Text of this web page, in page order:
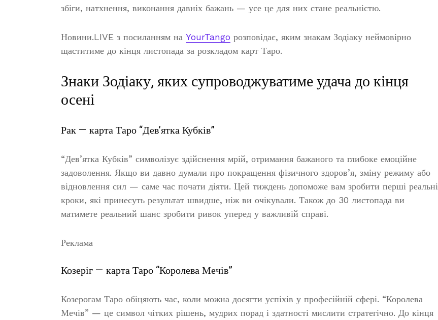
збіги, натхнення, виконання давніх бажань — усе це для них стане реальністю.
Новини.LIVE з посиланням на YourTango розповідає, яким знакам Зодіаку неймовірно
щаститиме до кінця листопада за розкладом карт Таро.
Знаки Зодіаку, яких супроводжуватиме удача до кінця
осені
Рак — карта Таро “Дев’ятка Кубків”
“Дев’ятка Кубків” символізує здійснення мрій, отримання бажаного та глибоке емоційне
задоволення. Якщо ви давно думали про покращення фізичного здоров’я, зміну режиму або
відновлення сил — саме час почати діяти. Цей тиждень допоможе вам зробити перші реальні
кроки, які принесуть результат швидше, ніж ви очікували. Також до 30 листопада ви
матимете реальний шанс зробити ривок уперед у важливій справі.
Реклама
Козеріг — карта Таро “Королева Мечів”
Козерогам Таро обіцяють час, коли можна досягти успіхів у професійній сфері. “Королева
Мечів” — це символ чітких рішень, мудрих порад і здатності мислити стратегічно. До кінця